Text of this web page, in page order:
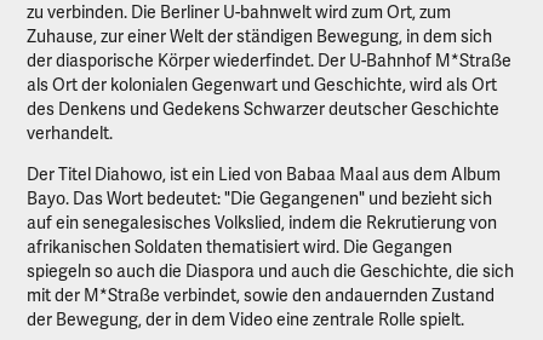
zu verbinden. Die Berliner U-bahnwelt wird zum Ort, zum
Zuhause, zur einer Welt der ständigen Bewegung, in dem sich
der diasporische Körper wiederfindet. Der U-Bahnhof M*Straße
als Ort der kolonialen Gegenwart und Geschichte, wird als Ort
des Denkens und Gedekens Schwarzer deutscher Geschichte
verhandelt.
Der Titel Diahowo, ist ein Lied von Babaa Maal aus dem Album
Bayo. Das Wort bedeutet: "Die Gegangenen" und bezieht sich
auf ein senegalesisches Volkslied, indem die Rekrutierung von
afrikanischen Soldaten thematisiert wird. Die Gegangen
spiegeln so auch die Diaspora und auch die Geschichte, die sich
mit der M*Straße verbindet, sowie den andauernden Zustand
der Bewegung, der in dem Video eine zentrale Rolle spielt.